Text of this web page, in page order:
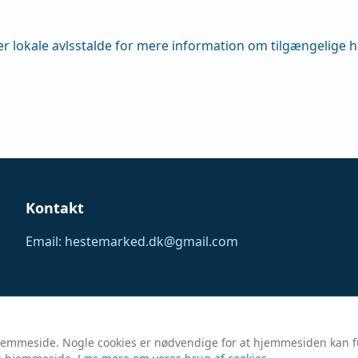
lokale avlsstalde for mere information om tilgængelige
Nogle cookies er nødvendige for at hjemmesiden kan
Kontakt
Email: hestemarked.dk@gmail.com